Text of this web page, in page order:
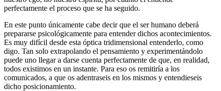
perfectamente el proceso que se ha seguido.
En este punto únicamente cabe decir que el ser humano deberá
prepararse psicológicamente para entender dichos acontecimientos.
Es muy difícil desde esta óptica tridimensional entenderlo, como
digo. Tan solo extrapolando el pensamiento y experimentándolo
puede uno llegar a darse cuenta perfectamente de que, en realidad,
todos existimos en un instante. Para eso os remitiría a los
comunicados, a que os adentraseis en los mismos y entendieseis
dicho posicionamiento.